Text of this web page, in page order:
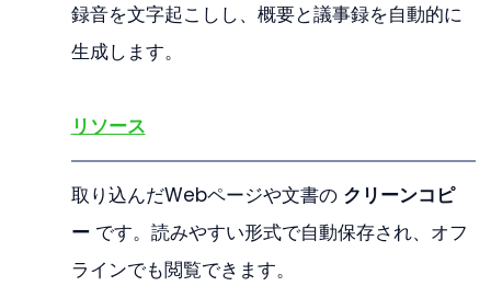
録音を文字起こしし、概要と議事録を自動的に
生成します。
リソース
取り込んだWebページや文書の クリーンコピ
ー です。読みやすい形式で自動保存され、オフ
ラインでも閲覧できます。